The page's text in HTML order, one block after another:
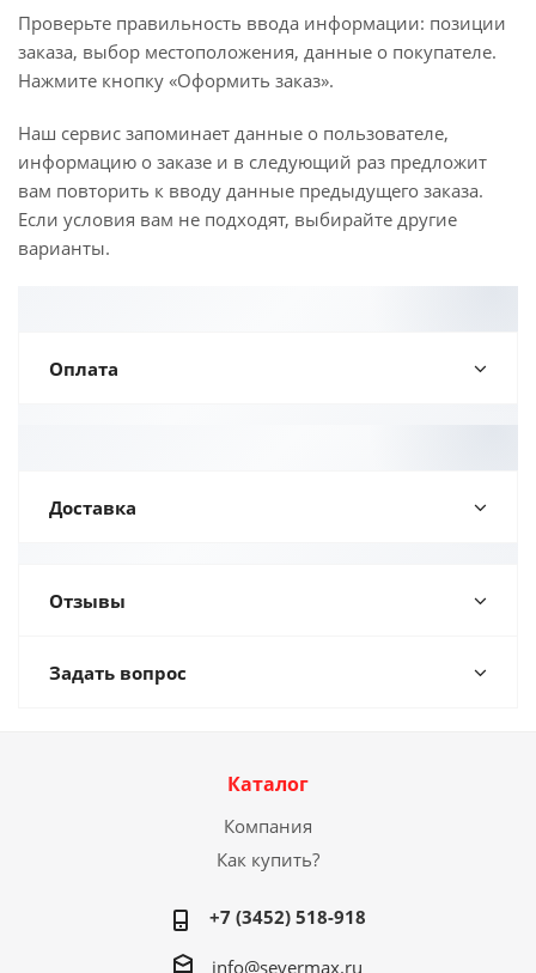
Проверьте правильность ввода информации: позиции
заказа, выбор местоположения, данные о покупателе.
Нажмите кнопку «Оформить заказ».
Наш сервис запоминает данные о пользователе,
информацию о заказе и в следующий раз предложит
вам повторить к вводу данные предыдущего заказа.
Если условия вам не подходят, выбирайте другие
варианты.
Оплата
Доставка
Отзывы
Задать вопрос
Каталог
Компания
Как купить?
+7 (3452) 518-918
info@severmax.ru